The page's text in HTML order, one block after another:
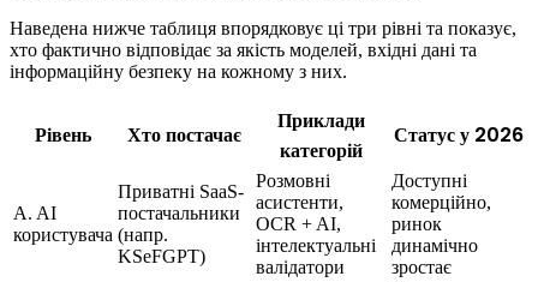
Наведена нижче таблиця впорядковує ці три рівні та показує,
хто фактично відповідає за якість моделей, вхідні дані та
інформаційну безпеку на кожному з них.
Рівень Хто постачає
Приклади
категорій
Статус у 2026
A. AI
користувача
Приватні SaaS-
постачальники
(напр.
KSeFGPT)
Розмовні
асистенти,
OCR + AI,
інтелектуальні
валідатори
Доступні
комерційно,
ринок
динамічно
зростає